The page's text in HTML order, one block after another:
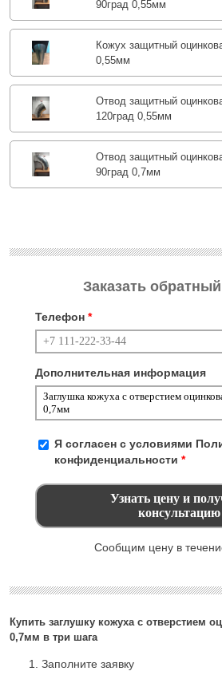
90град 0,55мм
Кожух защитный
0,55мм
Отвод защитный
120град 0,55мм
Отвод защитный
90град 0,7мм
Купить заглушку кожуха с отверстием
0,7мм в три шага
Заполните заявку
Заказать
Телефон *
Дополнительная информация
Я согласен с условиями
конфиденциальности *
Сообщим цену в